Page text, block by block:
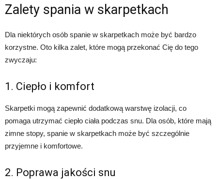
Zalety spania w skarpetkach
Dla niektórych osób spanie w skarpetkach może być bardzo
korzystne. Oto kilka zalet, które mogą przekonać Cię do tego
zwyczaju:
1. Ciepło i komfort
Skarpetki mogą zapewnić dodatkową warstwę izolacji, co
pomaga utrzymać ciepło ciała podczas snu. Dla osób, które mają
zimne stopy, spanie w skarpetkach może być szczególnie
przyjemne i komfortowe.
2. Poprawa jakości snu